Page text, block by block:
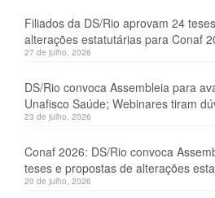
Filiados da DS/Rio aprovam 24
alterações estatutárias para Conaf
27 de julho, 2026
DS/Rio convoca Assembleia para
Unafisco Saúde; Webinares tiram
23 de julho, 2026
Conaf 2026: DS/Rio convoca
teses e propostas de alterações
20 de julho, 2026